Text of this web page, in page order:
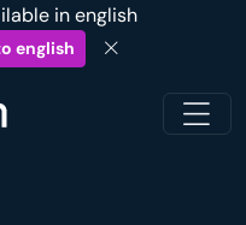
in english
english